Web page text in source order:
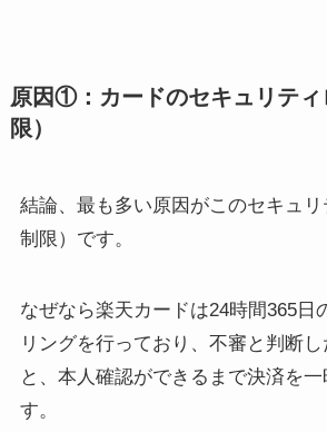
原因①：カードのセキュリティ
限）
結論、最も多い原因がこのセキュ
制限）です。
なぜなら楽天カードは24時間365日
リングを行っており、不審と判断
と、本人確認ができるまで決済を
す。